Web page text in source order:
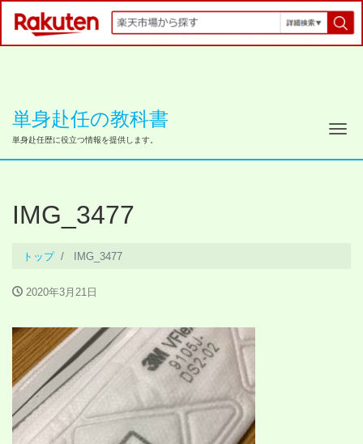
単身赴任の教科書
単身赴任歴に役立つ情報を提供します。 ナ
IMG_3477
トップ IMG_3477
2020年3月21日